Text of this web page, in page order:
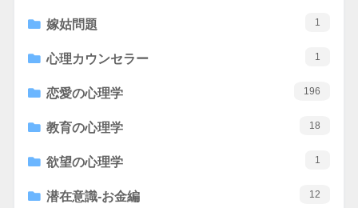
嫁姑問題 1
心理カウンセラー 1
恋愛の心理学 196
教育の心理学 18
欲望の心理学 1
潜在意識-お金編 12